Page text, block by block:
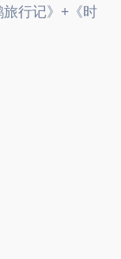
行记》+《时